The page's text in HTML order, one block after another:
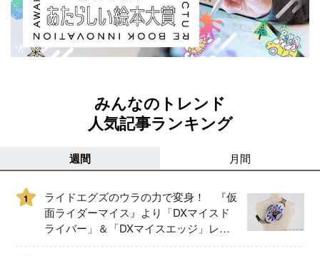
みんなのトレンド
人気記事ランキング
週間 月間
1
ライドエグズのウラの力で変身！ 『仮
面ライダーマイス』より「DXマイスド
ライバー」＆「DXマイスエッジ」レビ
ュー！